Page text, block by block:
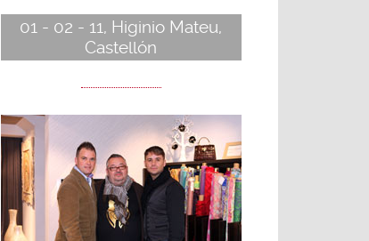
01 - 02 - 11, Higinio Mateu,
Castellón